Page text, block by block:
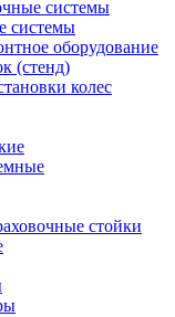
системы
системы
оборудование
(стенд)
колес
стойки